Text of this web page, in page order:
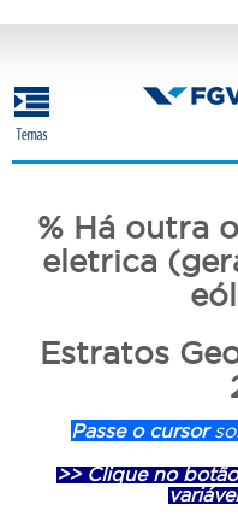
conteúdo
principal
% Há outra
eletrica
Estratos
Passe o cursor
>> Clique no